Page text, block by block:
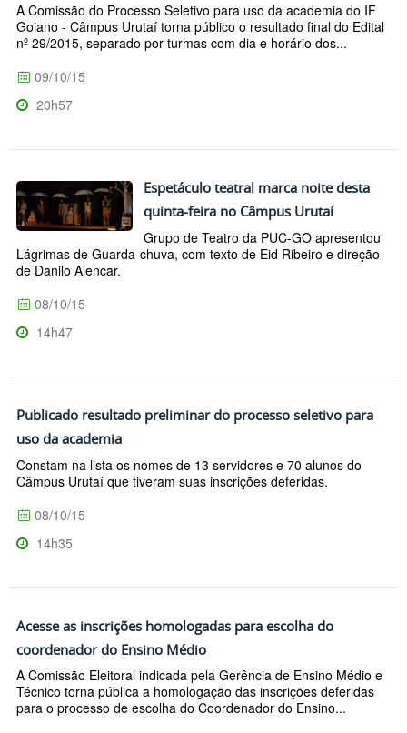
A Comissão do Processo Seletivo para uso da academia do IF
Goiano - Câmpus Urutaí torna público o resultado final do Edital
nº 29/2015, separado por turmas com dia e horário dos...
09/10/15
20h57
Espetáculo teatral marca noite desta
quinta-feira no Câmpus Urutaí
Grupo de Teatro da PUC-GO apresentou
Lágrimas de Guarda-chuva, com texto de Eid Ribeiro e direção
de Danilo Alencar.
08/10/15
14h47
Publicado resultado preliminar do processo seletivo para
uso da academia
Constam na lista os nomes de 13 servidores e 70 alunos do
Câmpus Urutaí que tiveram suas inscrições deferidas.
08/10/15
14h35
Acesse as inscrições homologadas para escolha do
coordenador do Ensino Médio
A Comissão Eleitoral indicada pela Gerência de Ensino Médio e
Técnico torna pública a homologação das inscrições deferidas
para o processo de escolha do Coordenador do Ensino...